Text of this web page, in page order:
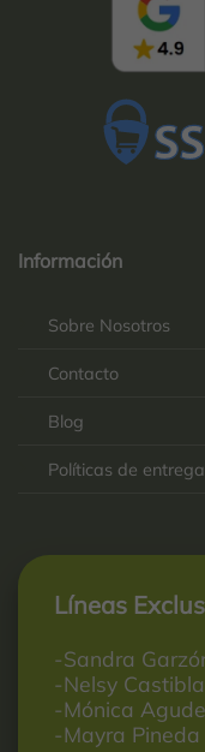
2025-
Información
Sobre Nosotros
Contacto
Blog
Políticas de
Líneas
-Sandra
-Nelsy
-Mónica
-Mayra Pineda